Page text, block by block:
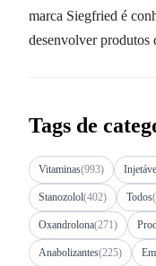
marca Siegfried é
desenvolver produtos
Tags de
Vitaminas(993)
Stanozolol(402) Todos
Oxandrolona(271)
Anabolizantes(225)